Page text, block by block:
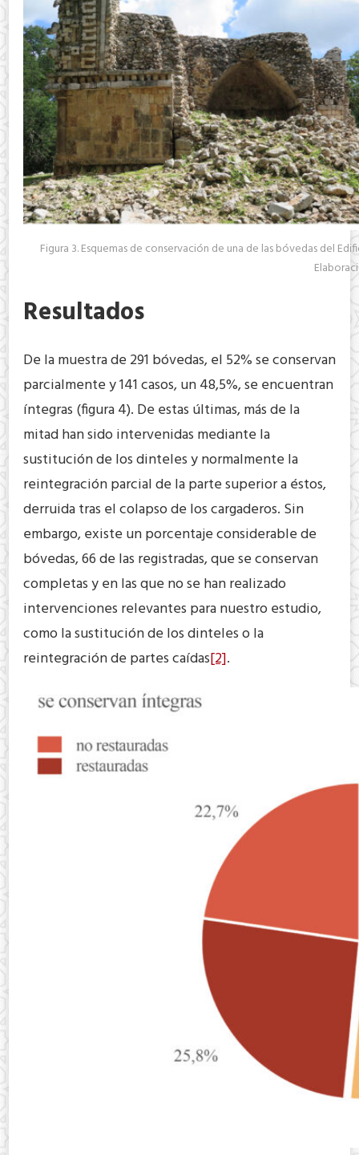
Figura 3. Esquemas de conservación de una de las bóvedas del
Resultados
De la muestra de 291 bóvedas, el 52% se conservan
parcialmente y 141 casos, un 48,5%, se encuentran
íntegras (figura 4). De estas últimas, más de la
mitad han sido intervenidas mediante la
sustitución de los dinteles y normalmente la
reintegración parcial de la parte superior a éstos,
derruida tras el colapso de los cargaderos. Sin
embargo, existe un porcentaje considerable de
bóvedas, 66 de las registradas, que se conservan
completas y en las que no se han realizado
intervenciones relevantes para nuestro estudio,
como la sustitución de los dinteles o la
reintegración de partes caídas[2].